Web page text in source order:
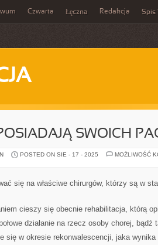
Czwarta Łęczna Redakcja Spis
SWOICH
POSTED ON SIE - 17 - 2025
MOŻLIWOŚĆ
się na właściwe chirurgów, którzy są w
cieszy się obecnie rehabilitacja, którą
działanie na rzecz osoby chorej, bądź
się w okresie rekonwalescencji, jaka